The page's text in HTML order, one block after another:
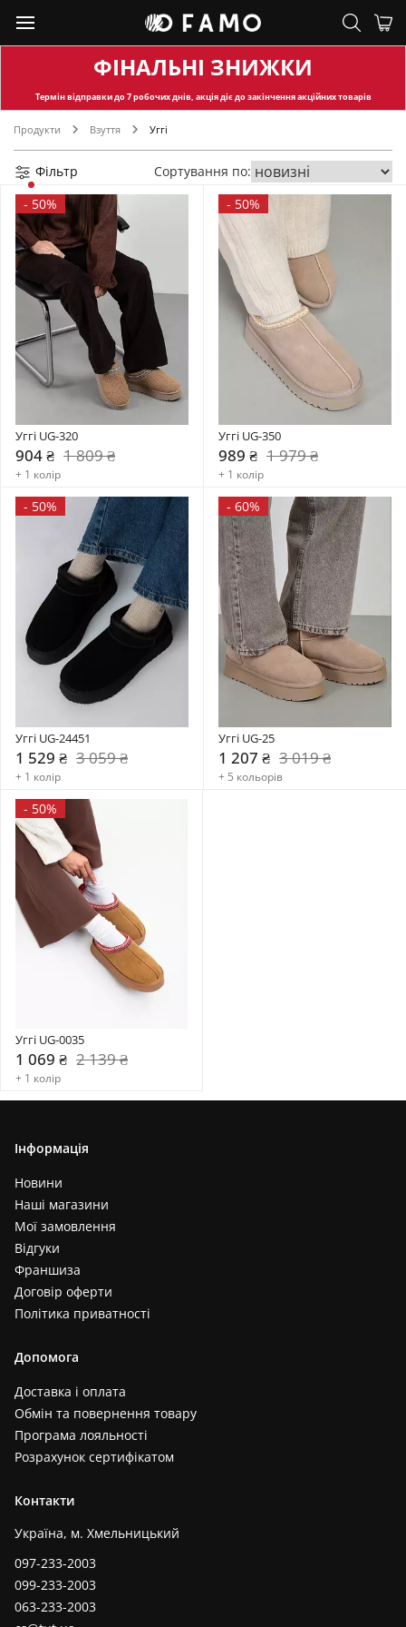
ФІНАЛЬНІ ЗНИЖКИ
Термін відправкидо 7 робочих днів, акція діє до закінчення акційних товарів
Продукти Взуття Уггі
Фільтр
Сортування по:
- 50%
Уггі UG-320
904 ₴ 1 809 ₴
+ 1 колір
- 50%
Уггі UG-350
989 ₴ 1 979 ₴
+ 1 колір
- 50%
Уггі UG-24451
1 529 ₴ 3 059 ₴
+ 1 колір
- 60%
Уггі UG-25
1 207 ₴ 3 019 ₴
+ 5 кольорів
- 50%
Уггі UG-0035
1 069 ₴ 2 139 ₴
+ 1 колір
Інформація
Новини
Наші магазини
Мої замовлення
Відгуки
Франшиза
Договір оферти
Політика приватності
Допомога
Доставка і оплата
Обмін та повернення товару
Програма лояльності
Розрахунок сертифікатом
Контакти
Україна, м. Хмельницький
097-233-2003
099-233-2003
063-233-2003